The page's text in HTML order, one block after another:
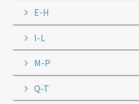
E-H
I-L
M-P
Q-T